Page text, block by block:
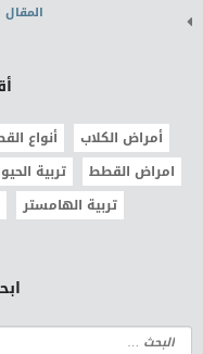
أمراض الكلاب أنواع
امراض القطط
تربية
تربية الهامستر